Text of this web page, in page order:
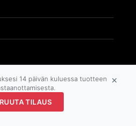
2026 ©taidepiste.fi
14 päivän kuluessa tuotteen
TILAUS
×